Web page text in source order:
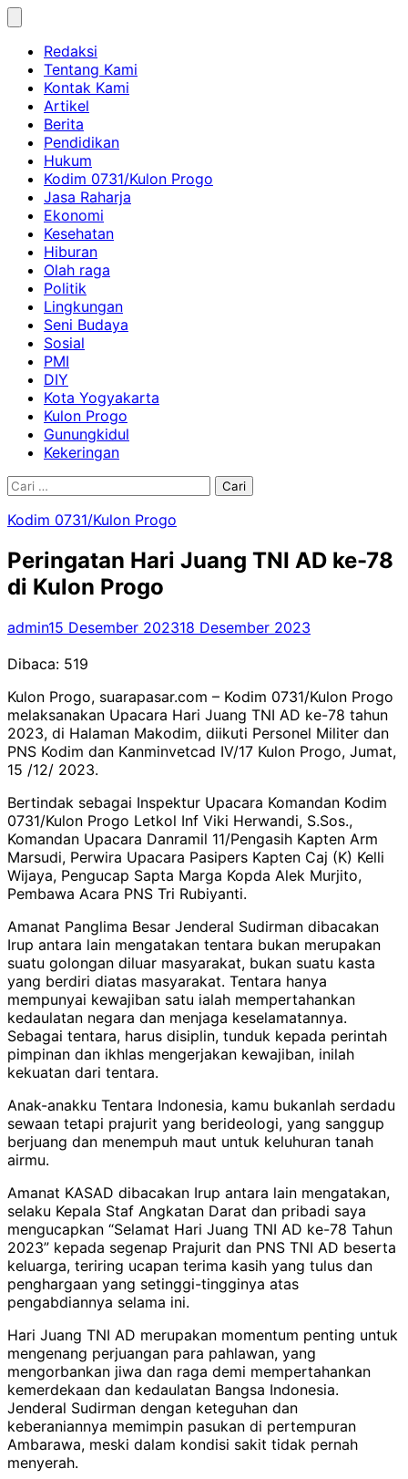
Skip
contentRedaksi
Tentang Kami
Kontak Kami
Artikel
Berita
Pendidikan
Hukum
Kodim 0731/Kulon Progo
Jasa Raharja
Ekonomi
Kesehatan
Hiburan
Olah raga
Politik
Lingkungan
Seni Budaya
Sosial
PMI
DIY
Kota Yogyakarta
Kulon Progo
Gunungkidul
Kekeringan
Cari
Kodim 0731/Kulon Progo
Peringatan Hari Juang TNI AD ke-78
di Kulon Progo
admin15 Desember 202318 Desember 2023
Dibaca: 519
Kulon Progo, suarapasar.com – Kodim 0731/Kulon Progo
melaksanakan Upacara Hari Juang TNI AD ke-78 tahun
2023, di Halaman Makodim, diikuti Personel Militer dan
PNS Kodim dan Kanminvetcad IV/17 Kulon Progo, Jumat,
15 /12/ 2023.
Bertindak sebagai Inspektur Upacara Komandan Kodim
0731/Kulon Progo Letkol Inf Viki Herwandi, S.Sos.,
Komandan Upacara Danramil 11/Pengasih Kapten Arm
Marsudi, Perwira Upacara Pasipers Kapten Caj (K) Kelli
Wijaya, Pengucap Sapta Marga Kopda Alek Murjito,
Pembawa Acara PNS Tri Rubiyanti.
Amanat Panglima Besar Jenderal Sudirman dibacakan
Irup antara lain mengatakan tentara bukan merupakan
suatu golongan diluar masyarakat, bukan suatu kasta
yang berdiri diatas masyarakat. Tentara hanya
mempunyai kewajiban satu ialah mempertahankan
kedaulatan negara dan menjaga keselamatannya.
Sebagai tentara, harus disiplin, tunduk kepada perintah
pimpinan dan ikhlas mengerjakan kewajiban, inilah
kekuatan dari tentara.
Anak-anakku Tentara Indonesia, kamu bukanlah serdadu
sewaan tetapi prajurit yang berideologi, yang sanggup
berjuang dan menempuh maut untuk keluhuran tanah
airmu.
Amanat KASAD dibacakan Irup antara lain mengatakan,
selaku Kepala Staf Angkatan Darat dan pribadi saya
mengucapkan “Selamat Hari Juang TNI AD ke-78 Tahun
2023” kepada segenap Prajurit dan PNS TNI AD beserta
keluarga, teriring ucapan terima kasih yang tulus dan
penghargaan yang setinggi-tingginya atas
pengabdiannya selama ini.
Hari Juang TNI AD merupakan momentum penting untuk
mengenang perjuangan para pahlawan, yang
mengorbankan jiwa dan raga demi mempertahankan
kemerdekaan dan kedaulatan Bangsa Indonesia.
Jenderal Sudirman dengan keteguhan dan
keberaniannya memimpin pasukan di pertempuran
Ambarawa, meski dalam kondisi sakit tidak pernah
menyerah.